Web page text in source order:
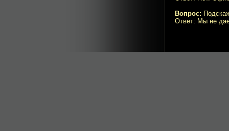
Вопрос:
Ответ: Мы не